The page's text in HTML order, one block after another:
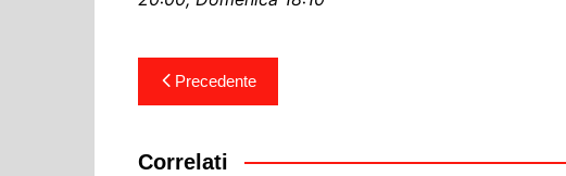
Navigazione
articoli
Precedente
Correlati